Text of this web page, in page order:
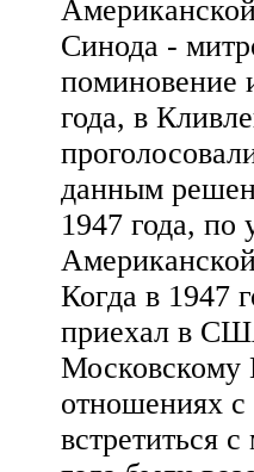
Синода -
поминовение
года, в
данным
1947 года, по
Когда в 1947
приехал в
Московскому
отношениях
встретиться